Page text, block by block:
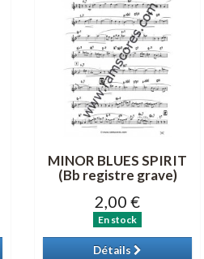
MINOR BLUES SPIRIT
(Bb registre grave)
2,00 €
En stock
Détails